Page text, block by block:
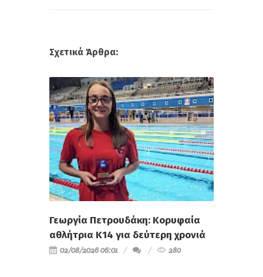
Σχετικά Άρθρα:
Γεωργία Πετρουδάκη: Κορυφαία
αθλήτρια Κ14 για δεύτερη χρονιά
02/08/2026 06:01 280